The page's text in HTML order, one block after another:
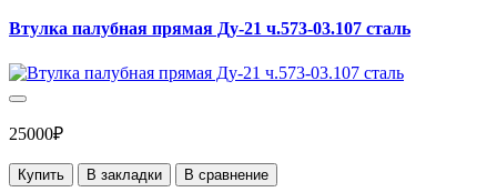
Втулка палубная прямая Ду-21 ч.573-03.107 сталь
25000₽
Купить В закладки В сравнение